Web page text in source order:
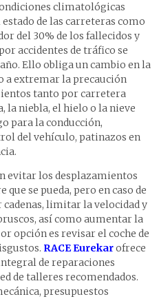
climatológicas
de las carreteras como
del 30% de los fallecidos y
accidentes de tráfico se
Ello obliga un cambio en la
a extremar la precaución
tanto por carretera
la niebla, el hielo o la nieve
para la conducción,
del vehículo, patinazos en
evitar los desplazamientos
se pueda, pero en caso de
cadenas, limitar la velocidad y
así como aumentar la
opción es revisar el coche de
RACE Eurekarofrece
de reparaciones
de talleres recomendados.
presupuestos